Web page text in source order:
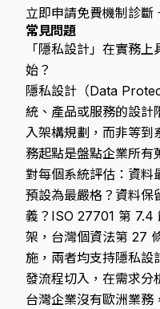
立即申請免費機制診
常見問題
「隱私設計」在實務
始？
隱私設計（Data
統、產品或服務的設計
入架構規劃，而非等到
務起點是盤點企業所有
對每個系統評估：資料
預設為最嚴格？資料保
義？ISO 27701 第 7.4
架，台灣個資法第 27
施，兩者均支持隱私設
發流程切入，在需求分
台灣企業沒有歐洲業務